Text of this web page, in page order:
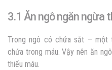
3.1 Ăn ngô ngăn ngừa
Trong ngô có chứa sắt – một
chứa trong máu. Vậy nên ăn
thiếu máu.